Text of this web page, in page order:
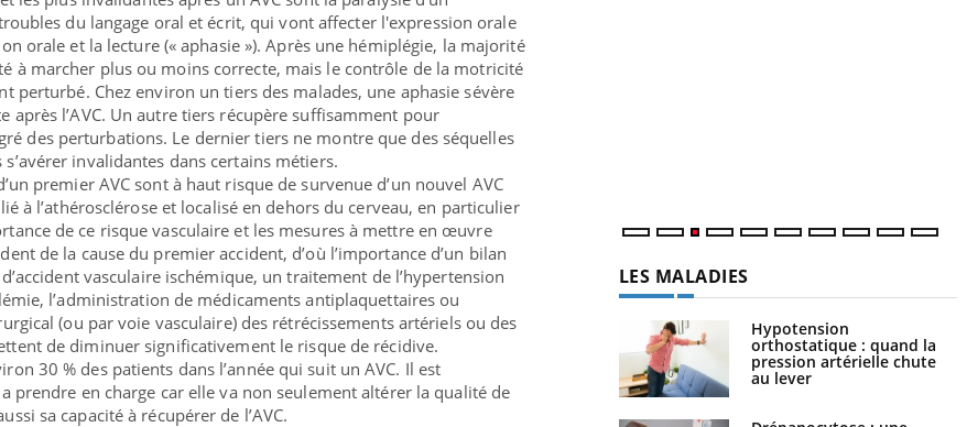
du langage oral et écrit, qui vont affecter l'expression orale
orale et la lecture (« aphasie »). Après une hémiplégie, la majorité
à marcher plus ou moins correcte, mais le contrôle de la motricité
perturbé. Chez environ un tiers des malades, une aphasie sévère
l’AVC. Un autre tiers récupère suffisamment pour
des perturbations. Le dernier tiers ne montre que des séquelles
invalidantes dans certains métiers.
premier AVC sont à haut risque de survenue d’un nouvel AVC
à l’athérosclérose et localisé en dehors du cerveau, en particulier
de ce risque vasculaire et les mesures à mettre en œuvre
de la cause du premier accident, d’où l’importance d’un bilan
vasculaire ischémique, un traitement de l’hypertension
l’administration de médicaments antiplaquettaires ou
(ou par voie vasculaire) des rétrécissements artériels ou des
de diminuer significativement le risque de récidive.
30 % des patients dans l’année qui suit un AVC. Il est
prendre en charge car elle va non seulement altérer la qualité de
sa capacité à récupérer de l’AVC.
LES MALADIES
Hypotension
orthostatique : quand la
pression artérielle chute
au lever